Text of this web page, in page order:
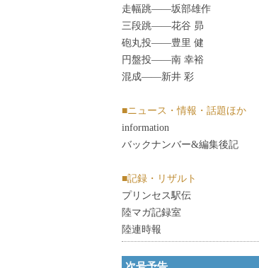
走幅跳――坂部雄作
三段跳――花谷 昴
砲丸投――豊里 健
円盤投――南 幸裕
混成――新井 彩
■ニュース・情報・話題ほか
information
バックナンバー&編集後記
■記録・リザルト
プリンセス駅伝
陸マガ記録室
陸連時報